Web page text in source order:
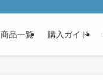
商品一覧 購入ガイド